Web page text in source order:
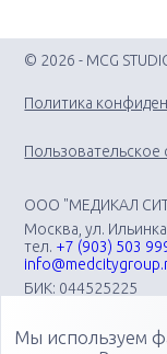
© 2026 - MCG
Политика
Пользовательское
ООО "МЕДИКАЛ
Москва, ул.
тел. +7 (903) 503
БИК: 044525225
Организация
Мы используем